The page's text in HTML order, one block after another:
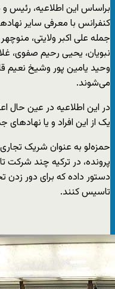
براساس این اطلاعیه،
کنفرانس با معرفی سایر
جمله علی اکبر ولایتی،
نبویان، یحیی رحیم صفوی،
وحید یامین پور وشیخ نعیم
می‌شوند.
در این اطلاعیه در عین حال
یک از این افراد و یا
حمزه‌لو به عنوان شریک
پرونده، در ترکیه چند شرکت
دستور داده که برای دور زدن
تاسیس کنند.